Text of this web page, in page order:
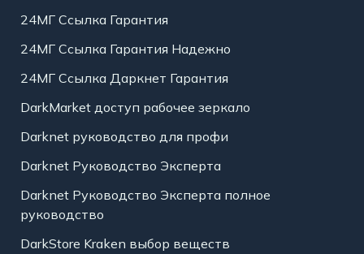
24МГ Ссылка Гарантия
24МГ Ссылка Гарантия Надежно
24МГ Ссылка Даркнет Гарантия
DarkMarket доступ рабочее зеркало
Darknet руководство для профи
Darknet Руководство Эксперта
Darknet Руководство Эксперта полное
руководство
DarkStore Kraken выбор веществ